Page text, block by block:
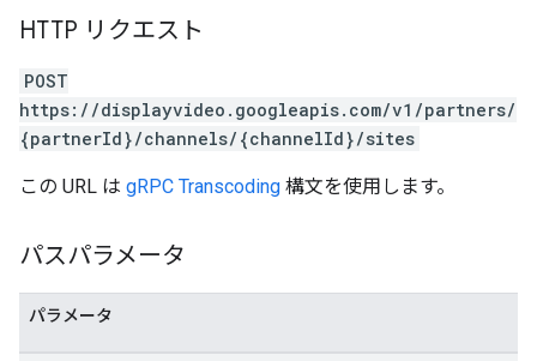
HTTP リクエスト
POST
https://displayvideo.googleapis.com/v1/partners/
{partnerId}/channels/{channelId}/sites
この URL は gRPC Transcoding 構文を使用します。
パスパラメータ
パラメータ